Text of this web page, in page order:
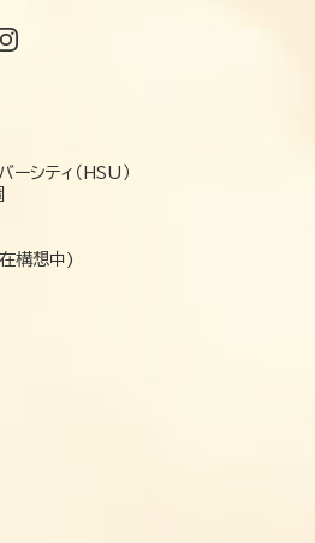
ーシティ（HSU）
構想中)